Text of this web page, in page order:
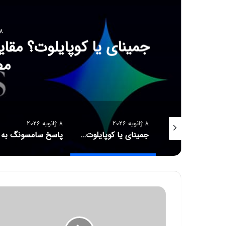
8 ژانویه 2026
جمینای یا کوپایلوت؟
8 ژانویه 2026
جمینای یا کوپایلوت؟ مقایسه دو چت‌بات قدرتمند هوش مصنوعی
8 ژانویه 2026
پ